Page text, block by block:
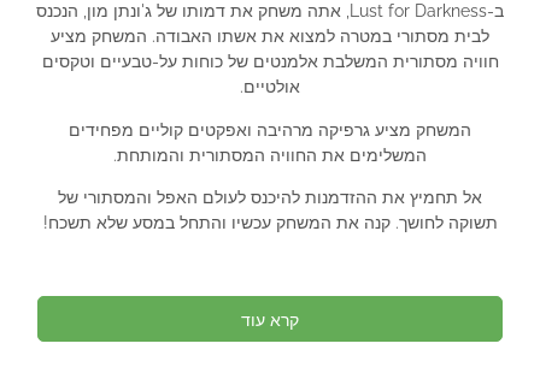
ב-Lust for Darkness, אתה משחק את דמותו של ג'ונתן מון, הנכנס
לבית מסתורי במטרה למצוא את אשתו האבודה. המשחק מציע
חוויה מסתורית המשלבת אלמנטים של כוחות על-טבעיים וטקסים
אולטיים.
המשחק מציע גרפיקה מרהיבה ואפקטים קוליים מפחידים
המשלימים את החוויה המסתורית והמותחת.
אל תחמיץ את ההזדמנות להיכנס לעולם האפל והמסתורי של
תשוקה לחושך. קנה את המשחק עכשיו והתחל במסע שלא תשכח!
קרא עוד